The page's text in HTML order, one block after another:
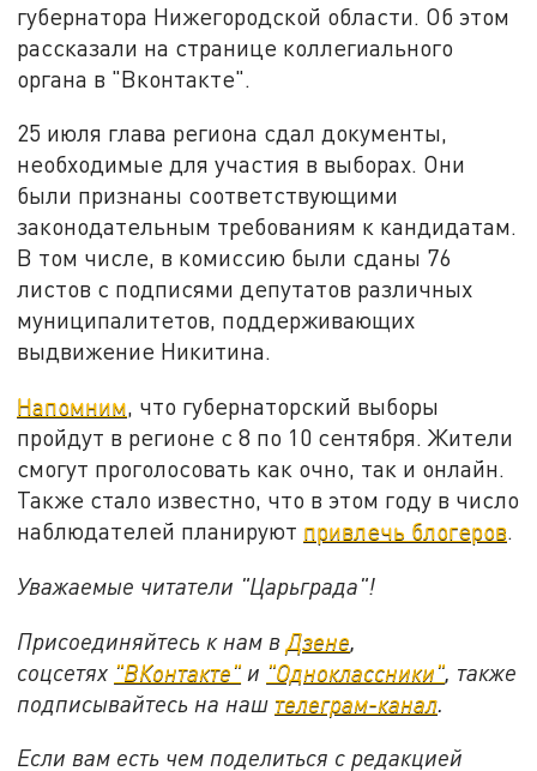
губернатора Нижегородской области. Об этом
рассказали на странице коллегиального
органа в "Вконтакте".
25 июля глава региона сдал документы,
необходимые для участия в выборах. Они
были признаны соответствующими
законодательным требованиям к кандидатам.
В том числе, в комиссию были сданы 76
листов с подписями депутатов различных
муниципалитетов, поддерживающих
выдвижение Никитина.
Напомним, что губернаторский выборы
пройдут в регионе с 8 по 10 сентября. Жители
смогут проголосовать как очно, так и онлайн.
Также стало известно, что в этом году в число
наблюдателей планируют привлечь блогеров.
Уважаемые читатели "Царьграда"!
Присоединяйтесь к нам в Дзене
соцсетях "ВКонтакте" и "Одноклассники" также
подписывайтесь на наш телеграм-канал
Если вам есть чем поделиться с редакцией